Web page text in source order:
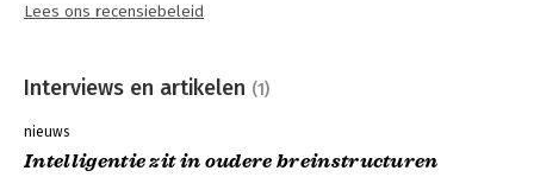
Lees ons recensiebeleid
Interviews en artikelen (1)
nieuws
Intelligentie zit in oudere breinstructuren